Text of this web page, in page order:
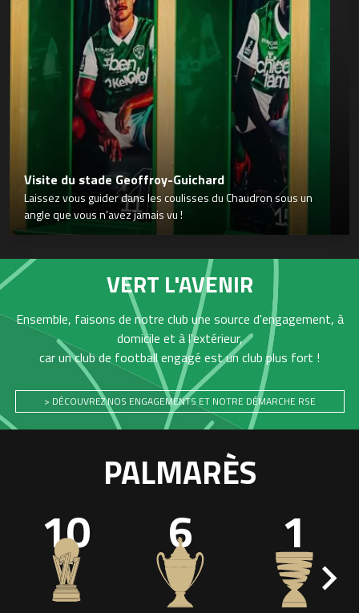
Visite du stade Geoffroy-Guichard
Laissez vous guider dans les coulisses du Chaudron sous un
angle que vous n’avez jamais vu !
VERT L'AVENIR
Ensemble, faisons de notre club une source d'engagement, à
domicile et à l'extérieur,
car un club de football engagé est un club plus fort !
> DÉCOUVREZ NOS ENGAGEMENTS ET NOTRE DÉMARCHE RSE
PALMARÈS
10 6 1